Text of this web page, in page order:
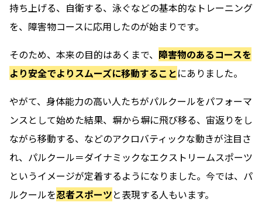
持ち上げる、自衛する、泳ぐなどの基本的なトレーニング
を、障害物コースに応用したのが始まりです。
そのため、本来の目的はあくまで、 障害物のあるコースを
より安全でよりスムーズに移動することにありました。
やがて、身体能力の高い人たちがパルクールをパフォーマ
ンスとして始めた結果、塀から塀に飛び移る、宙返りをし
ながら移動する、などのアクロバティックな動きが注目さ
れ、パルクール＝ダイナミックなエクストリームスポーツ
というイメージが定着するようになりました。今では、パ
ルクールを忍者スポーツと表現する人もいます。